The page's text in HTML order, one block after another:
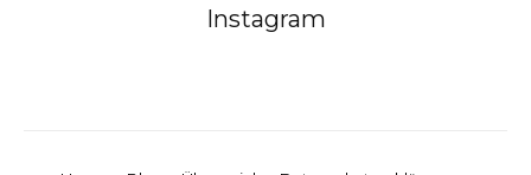
Instagram